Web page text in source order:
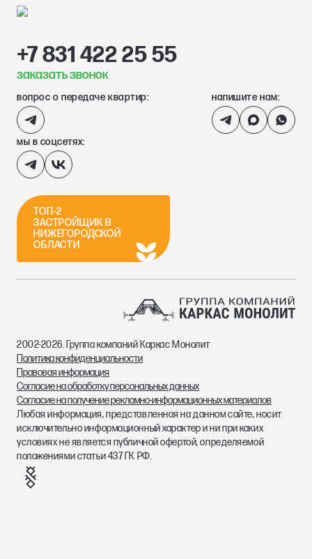
+7 831 422 25 55
заказать звонок
вопрос о передаче квартир: напишите нам:
мы в соцсетях:
ТОП-2
ЗАСТРОЙЩИК В
НИЖЕГОРОДСКОЙ
ОБЛАСТИ
2002-2026. Группа компаний Каркас Монолит
Политика конфиденциальности
Правовая информация
Согласие на обработку персональных данных
Согласие на получение рекламно-информационных материалов
Любая информация, представленная на данном сайте, носит
исключительно информационный характер и ни при каких
условиях не является публичной офертой, определяемой
положениями статьи 437 ГК РФ.